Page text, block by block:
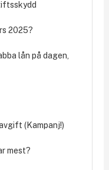
2025?
lån på dagen,
(Kampanj!)
mest?